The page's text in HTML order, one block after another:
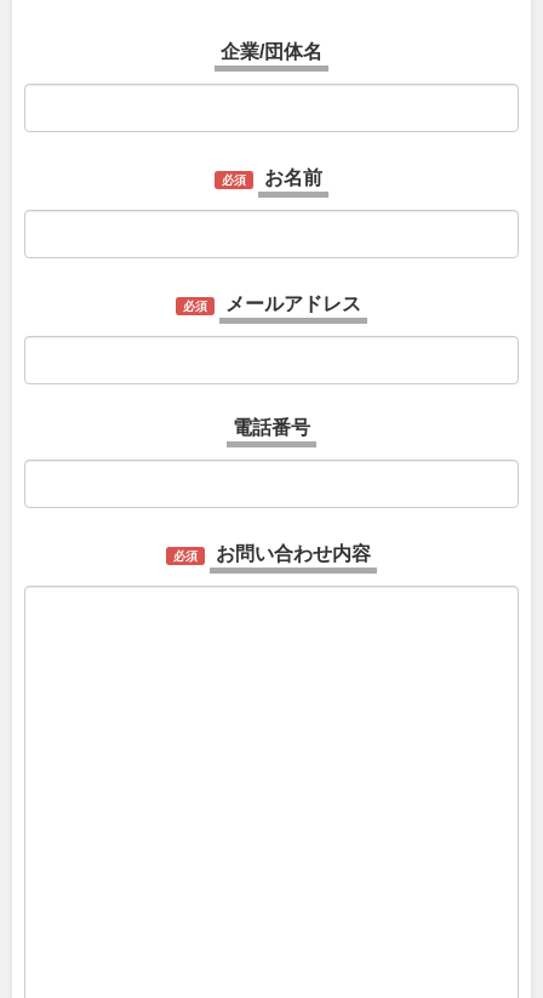
企業/団体名
必須 お名前
必須 メールアドレス
電話番号
必須 お問い合わせ内容